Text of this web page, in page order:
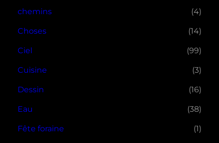
chemins (4)
Choses (14)
Ciel (99)
Cuisine (3)
Dessin (16)
Eau (38)
Fête foraine (1)